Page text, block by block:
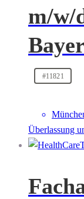
m/w/
#11821
Überlassung